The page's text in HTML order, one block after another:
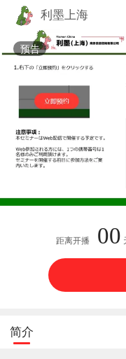
利墨上海
预告
距离开播 00
简介